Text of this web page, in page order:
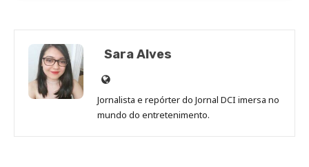
Sara Alves
Site
de
Sara
Jornalista e repórter do Jornal DCI imersa no
mundo do entretenimento.